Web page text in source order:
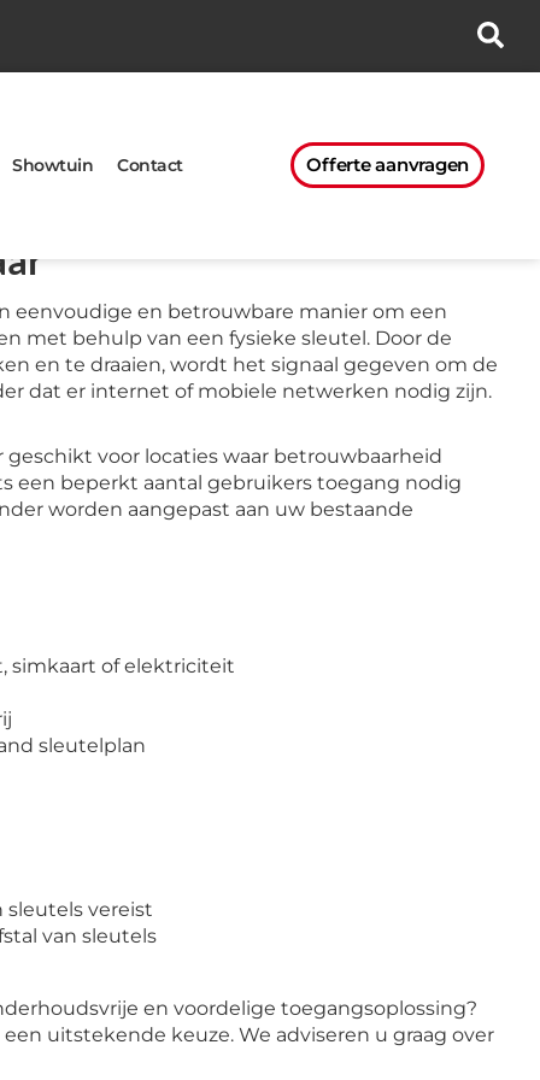
Showtuin Contact Offerte aanvragen
eenvoudige en betrouwbare manier om een
met behulp van een fysieke sleutel. Door de
en te draaien, wordt het signaal gegeven om de
dat er internet of mobiele netwerken nodig zijn.
geschikt voor locaties waar betrouwbaarheid
een beperkt aantal gebruikers toegang nodig
worden aangepast aan uw bestaande
simkaart of elektriciteit
sleutelplan
vereist
van sleutels
en voordelige toegangsoplossing?
uitstekende keuze. We adviseren u graag over